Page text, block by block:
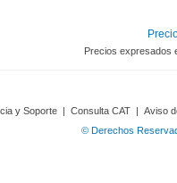
Precios expresados
y Soporte | Consulta CAT | Aviso
© Derechos